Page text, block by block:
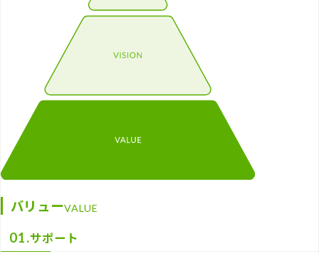
バリューVALUE
01.サポート